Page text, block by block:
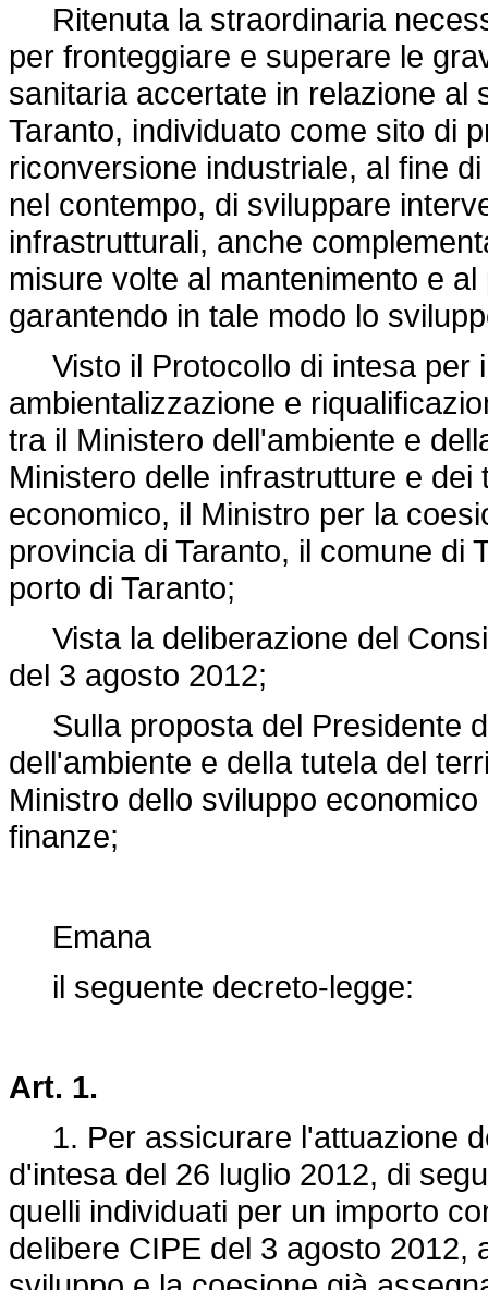
Ritenuta la straordinaria
per fronteggiare e superare le
sanitaria accertate in relazione al
Taranto, individuato come sito di
riconversione industriale, al fine
nel contempo, di sviluppare
infrastrutturali, anche
misure volte al mantenimento e
garantendo in tale modo lo
Visto il Protocollo di intesa per
ambientalizzazione e
tra il Ministero dell'ambiente e
Ministero delle infrastrutture e
economico, il Ministro per la
provincia di Taranto, il comune di
porto di Taranto;
Vista la deliberazione del
del 3 agosto 2012;
Sulla proposta del Presidente
dell'ambiente e della tutela del
Ministro dello sviluppo
finanze;
Emana
il seguente decreto-legge:
Art. 1.
1. Per assicurare l'attuazione
d'intesa del 26 luglio 2012, di
quelli individuati per un importo
delibere CIPE del 3 agosto 2012,